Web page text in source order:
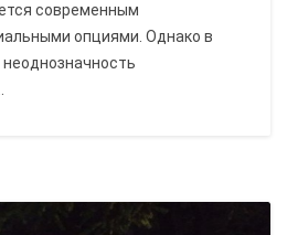
современным
опциями. Однако в